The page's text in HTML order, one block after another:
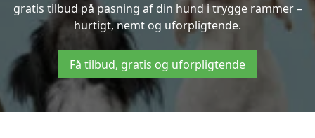
gratis tilbud på pasning af din hund i trygge rammer –
hurtigt, nemt og uforpligtende.
Få tilbud, gratis og uforpligtende